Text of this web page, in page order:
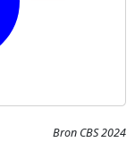
Bron CBS 2024